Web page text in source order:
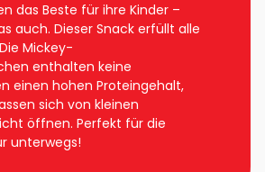
das Beste für ihre Kinder –
auch. Dieser Snack erfüllt alle
Mickey-
enthalten keine
einen hohen Proteingehalt,
sich von kleinen
öffnen. Perfekt für die
unterwegs!